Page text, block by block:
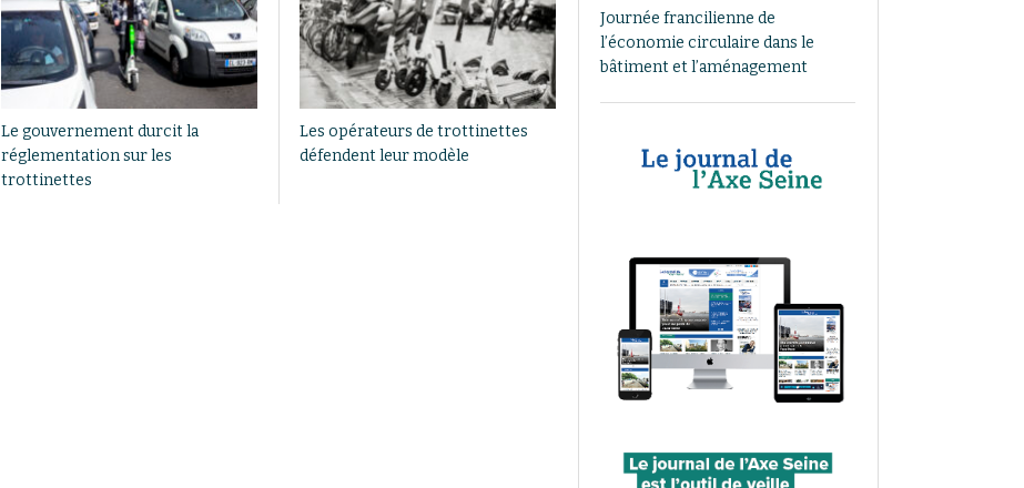
Le gouvernement durcit la
réglementation sur les
trottinettes
Les opérateurs de trottinettes
défendent leur modèle
Journée francilienne de
l’économie circulaire dans le
bâtiment et l’aménagement